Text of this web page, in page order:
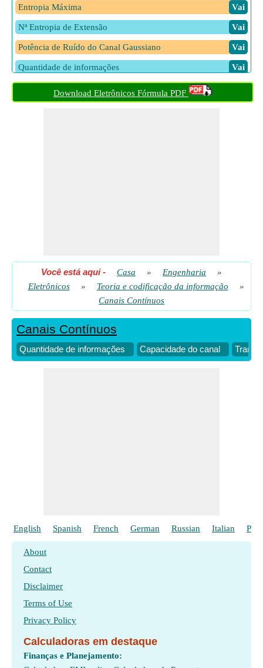
Entropia Máxima ​ Vai
Nª Entropia de Extensão ​ Vai
Potência de Ruído do Canal Gaussiano ​ Vai
Quantidade de informações ​ Vai
Download Eletrônicos Fórmula PDF
Você está aqui- Casa » Engenharia
»
Eletrônicos
» Teoria e codificação da informação
»
Canais Contínuos
Canais Contínuos
Quantidade de informações Capacidade do canal
English Spanish French German Russian Italian
About
Contact
Disclaimer
Terms of Use
Privacy Policy
Calculadoras em destaque
Finanças e Planejamento: